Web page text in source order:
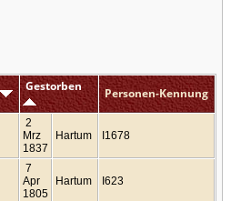
Gestorben Personen-Kennung
2
Mrz
1837
Hartum I1678
7
Apr
1805
Hartum I623